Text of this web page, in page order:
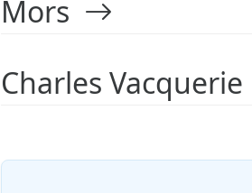
Mors
Charles Vacquerie